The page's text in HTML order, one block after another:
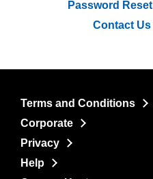
Password Reset
Contact Us
Terms and Conditions
Corporate
Privacy
Help